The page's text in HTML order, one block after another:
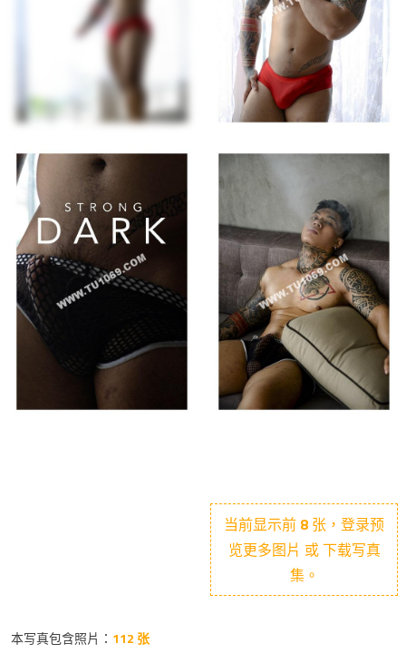
当前显示前 8 张，登录预
览更多图片 或 下载写真
集。
本写真包含照片： 112 张